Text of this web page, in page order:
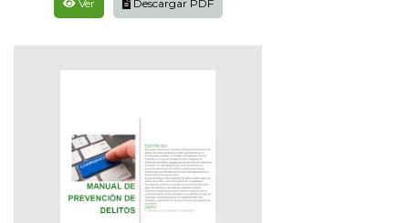
Ver Descargar PDF